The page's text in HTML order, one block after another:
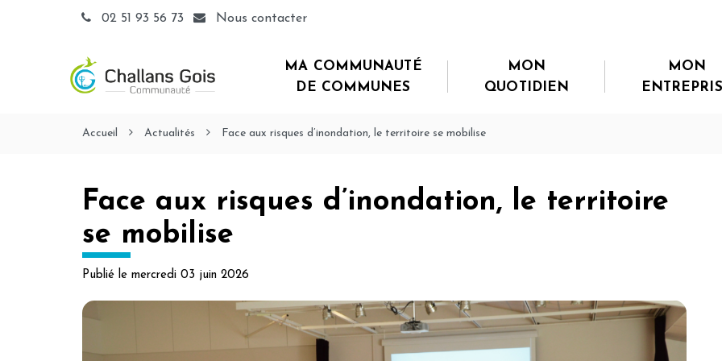
02 51 93 56 73
Nous contacter
MA COMMUNAUTÉ
DE COMMUNES
MON
QUOTIDIEN
MON
Accueil Actualités Face aux risques d’inondation, le territoire se mobilise
Face aux risques d’inondation, le territoire
se mobilise
Publié le mercredi 03 juin 2026